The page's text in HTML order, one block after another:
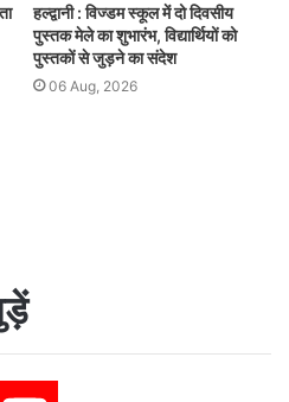
हल्द्वानी : विज्डम स्कूल में दो दिवसीय
पुस्तक मेले का शुभारंभ, विद्यार्थियों को
पुस्तकों से जुड़ने का संदेश
06 Aug, 2026